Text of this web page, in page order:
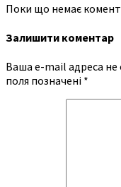
Поки що немає
Залишити коментар
Ваша e-mail адреса
поля позначені *